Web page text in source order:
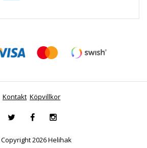
Kontakt Köpvillkor
2026 Helihak